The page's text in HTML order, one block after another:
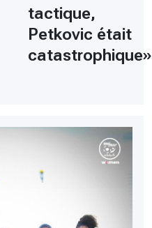
tactique,
Petkovic était
catastrophique»